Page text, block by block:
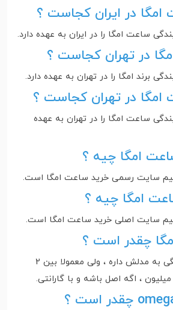
امگا در ایران کجاست ؟
ساعت امگا را در ایران به عهده دارد‌.
در تهران کجاست ؟
برند امگا را در تهران به عهده دارد‌.
امگا در تهران کجاست ؟
ساعت امگا را در تهران به عهده
امگا چیه ؟
سایت رسمی خرید ساعت امگا است.
امگا چیه ؟
سایت اصلی خرید ساعت امگا است.
چقدر است ؟
ساعت های امگا بستگی به مدلش داره ، ولی معمولا بین 2
، اگه اصل باشه و با گارانتی.